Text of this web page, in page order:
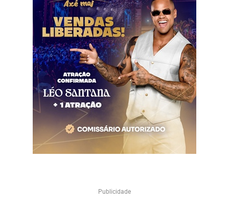
Publicidade